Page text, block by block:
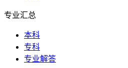
专业汇总
本科
专科
专业解答